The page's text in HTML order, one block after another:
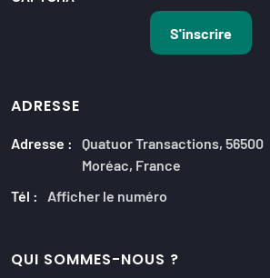
ADRESSE
Adresse : Quatuor Transactions, 56500
Moréac, France
Tél :
Afficher le numéro
QUI SOMMES-NOUS ?